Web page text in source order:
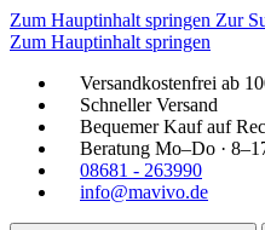
Zum Hauptinhalt springen Zur
Zum Hauptinhalt springen
Versandkostenfrei ab
Schneller Versand
Bequemer Kauf auf
Beratung Mo–Do ·
08681 - 263990
info@mavivo.de